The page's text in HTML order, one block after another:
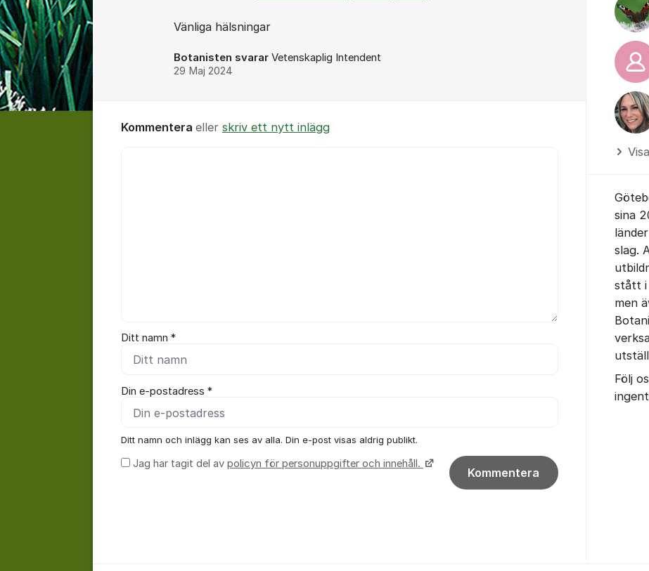
Vänliga hälsningar
Botanisten svarar Vetenskaplig Intendent
29 Maj 2024
Kommentera eller skriv ett nytt inlägg
Ditt namn *
Din e-postadress *
Ditt namn och inlägg kan ses av alla. Din e-post visas aldrig publikt.
Jag har tagit del av policyn för personuppgifter och innehåll.
Kommentera
sina
slag.
stått i
men
Följ